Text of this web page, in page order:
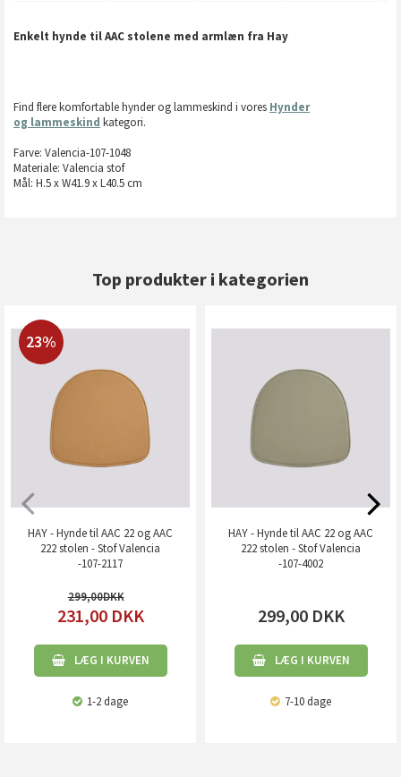
Enkelt hynde til AAC stolene med armlæn fra Hay
Find flere komfortable hynder og lammeskind i vores Hynder
og lammeskind kategori.
Farve: Valencia-107-1048
Materiale: Valencia stof
Mål: H.5 x W41.9 x L40.5 cm
Top produkter i kategorien
23%
HAY - Hynde til AAC 22 og AAC
222 stolen - Stof Valencia
-107-2117
299,00
231,00 DKK
LÆG I KURVEN
1-2 dage
HAY - Hynde til AAC 22 og AAC
222 stolen - Stof Valencia
-107-4002
299,00 DKK
LÆG I KURVEN
7-10 dage